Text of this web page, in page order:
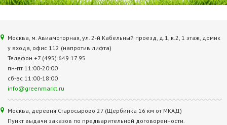
Москва, м. Авиамоторная, ул. 2‑й Кабельный проезд, д.1, к.2, 1 этаж, домик
у входа, офис 112 (напротив лифта)
Телефон +7 (495) 649 17 95
пн-пт 11:00-20:00
сб-вс 11:00-18:00
info@greenmarkt.ru
Москва, деревня Старосырово 27 (Щербинка 16 км от МКАД)
Пункт выдачи заказов по предварительной договоренности.